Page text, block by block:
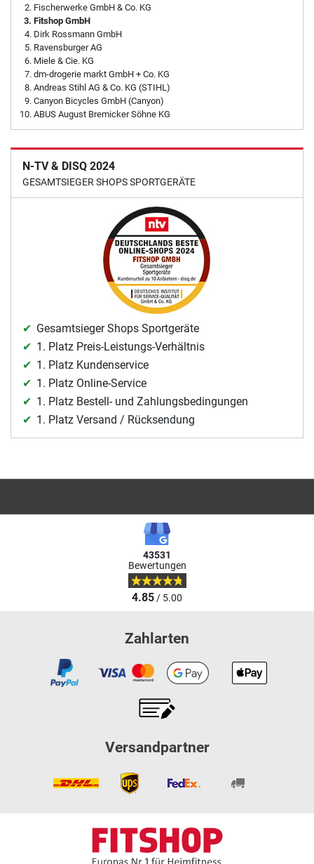
Fischerwerke GmbH & Co. KG
Fitshop GmbH
Dirk Rossmann GmbH
Ravensburger AG
Miele & Cie. KG
dm-drogerie markt GmbH + Co. KG
Andreas Stihl AG & Co. KG (STIHL)
Canyon Bicycles GmbH (Canyon)
ABUS August Bremicker Söhne KG
N-TV & DISQ 2024
GESAMTSIEGER SHOPS SPORTGERÄTE
Gesamtsieger Shops Sportgeräte
1. Platz Preis-Leistungs-Verhältnis
1. Platz Kundenservice
1. Platz Online-Service
1. Platz Bestell- und Zahlungsbedingungen
1. Platz Versand / Rücksendung
43531
Bewertungen
4.85/ 5.00
Zahlarten
Versandpartner